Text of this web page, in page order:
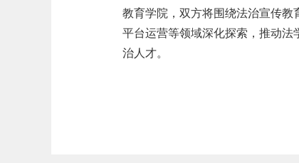
教育学院，双方将围绕法治宣传
平台运营等领域深化探索，推动
治人才。